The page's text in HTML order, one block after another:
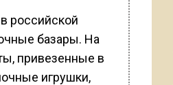
в российской
базары. На
привезенные в
игрушки,